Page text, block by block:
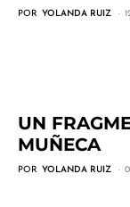
POR YOLANDA RUIZ
UN
MUÑECA
POR YOLANDA RUIZ